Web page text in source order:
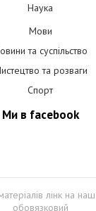
Наука
Мови
та суспільство
та розваги
Спорт
Ми в facebook
лінк на
обовязковий